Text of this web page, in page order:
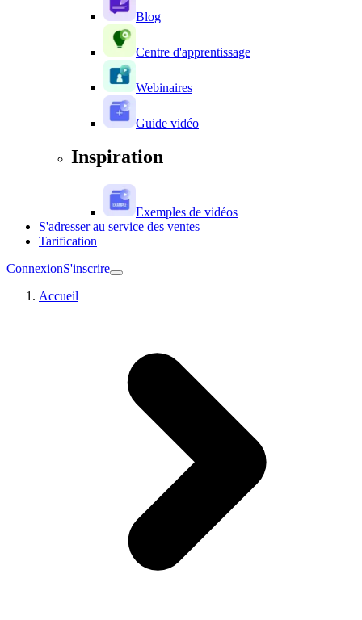
Blog
Centre d'apprentissage
Webinaires
Guide vidéo
Inspiration
Exemples de vidéos
S'adresser au service des ventes
Tarification
ConnexionS'inscrire
Accueil